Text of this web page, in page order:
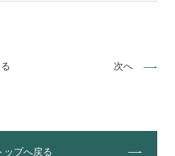
次へ
ップへ戻る